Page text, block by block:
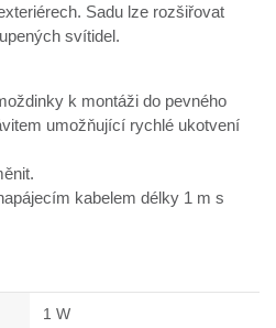
Sadu lze rozšiřovat
svítidel.
k montáži do pevného
umožňující rychlé ukotvení
kabelem délky 1 m s
1 W